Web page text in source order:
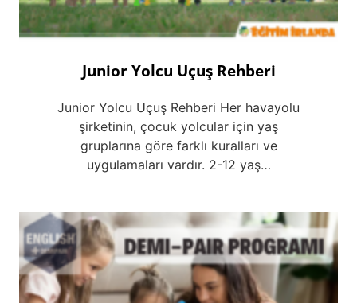
Junior Yolcu Uçuş Rehberi
Junior Yolcu Uçuş Rehberi Her havayolu
şirketinin, çocuk yolcular için yaş
gruplarına göre farklı kuralları ve
uygulamaları vardır. 2-12 yaş…